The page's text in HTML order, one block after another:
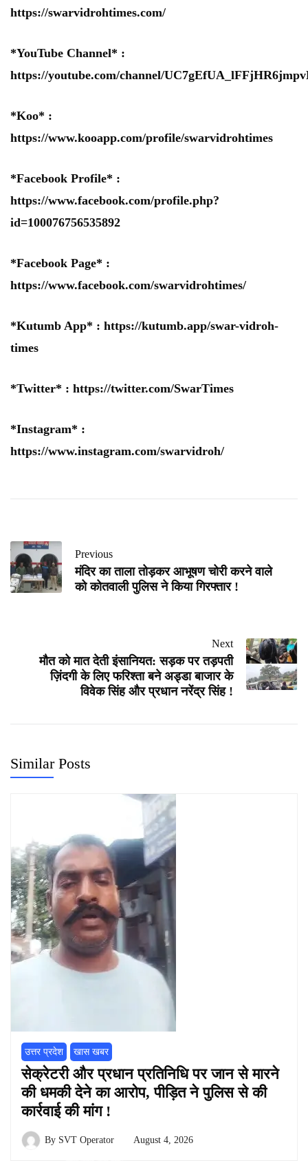
https://swarvidrohtimes.com/
*YouTube Channel* :
https://youtube.com/channel/
*Koo* :
https://www.kooapp.com/profile/swarvidrohtimes
*Facebook Profile* :
https://www.facebook.com/profile.php?
id=100076756535892
*Facebook Page* :
https://www.facebook.com/swarvidrohtimes/
*Kutumb App* : https://kutumb.app/swar-vidroh-
times
*Twitter* : https://twitter.com/SwarTimes
*Instagram* :
https://www.instagram.com/swarvidroh/
Previous
मंदिर का ताला तोड़कर आभूषण चोरी करने वाले
को कोतवाली पुलिस ने किया गिरफ्तार !
Next
मौत को मात देती इंसानियत: सड़क पर तड़पती
ज़िंदगी के लिए फरिश्ता बने अड्डा बाजार के
विवेक सिंह और प्रधान नरेंद्र सिंह !
Similar Posts
उत्तर प्रदेश खास खबर
सेक्रेटरी और प्रधान प्रतिनिधि पर जान से मारने
की धमकी देने का आरोप, पीड़ित ने पुलिस से की
कार्रवाई की मांग !
By SVT Operator August 4, 2026